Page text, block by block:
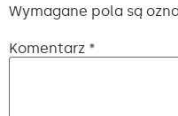
Wymagane pola są
Komentarz *